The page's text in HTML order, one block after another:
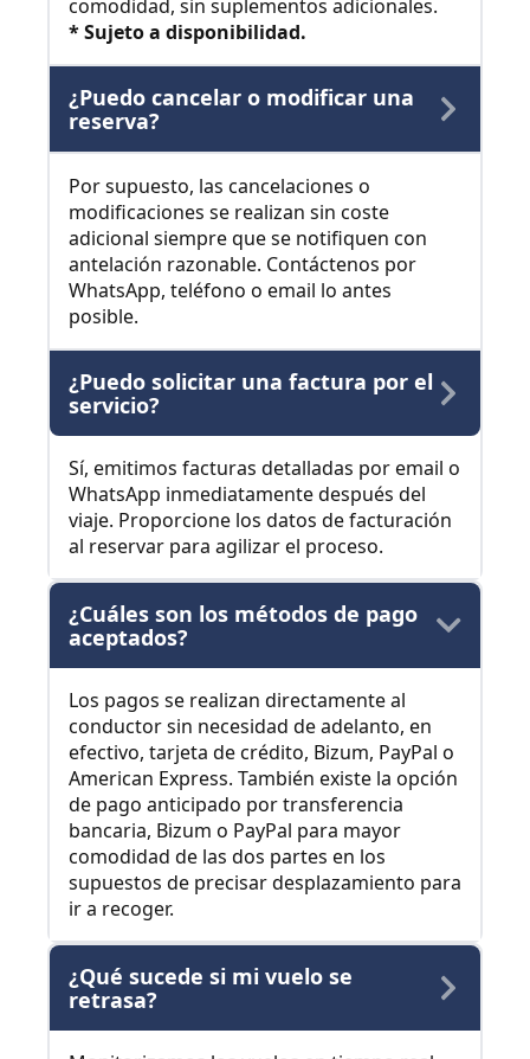
comodidad, sin suplementos adicionales.
* Sujeto a disponibilidad.
¿Puedo cancelar o modificar una
reserva?
Por supuesto, las cancelaciones o
modificaciones se realizan sin coste
adicional siempre que se notifiquen con
antelación razonable. Contáctenos por
WhatsApp, teléfono o email lo antes
posible.
¿Puedo solicitar una factura por el
servicio?
Sí, emitimos facturas detalladas por email o
WhatsApp inmediatamente después del
viaje. Proporcione los datos de facturación
al reservar para agilizar el proceso.
¿Cuáles son los métodos de pago
aceptados?
Los pagos se realizan directamente al
conductor sin necesidad de adelanto, en
efectivo, tarjeta de crédito, Bizum, PayPal o
American Express. También existe la opción
de pago anticipado por transferencia
bancaria, Bizum o PayPal para mayor
comodidad de las dos partes en los
supuestos de precisar desplazamiento para
ir a recoger.
¿Qué sucede si mi vuelo se
retrasa?